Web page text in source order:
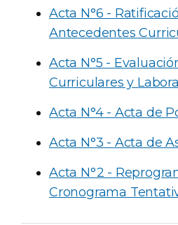
Acta N°6 -
Antecedentes
Acta N°5 -
Curriculares y
Acta N°4 - Acta de
Acta N°3 - Acta de
Acta N°2 -
Cronograma